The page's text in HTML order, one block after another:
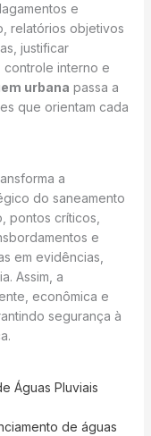
e
relatórios objetivos
justificar
controle interno e
urbana passa a
que orientam cada
a
do saneamento
pontos críticos,
e
em evidências,
Assim, a
econômica e
segurança à
Águas Pluviais
de águas